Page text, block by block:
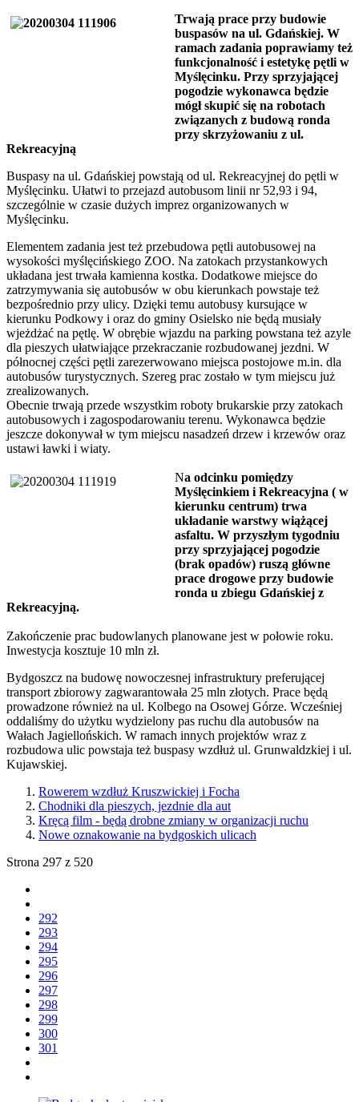
Trwają prace przy budowie
buspasów na ul. Gdańskiej. W
ramach zadania poprawiamy też
funkcjonalność i estetykę pętli w
Myślęcinku. Przy sprzyjającej
pogodzie wykonawca będzie
mógł skupić się na robotach
związanych z budową ronda
przy skrzyżowaniu z ul.
Rekreacyjną
Buspasy na ul. Gdańskiej powstają od ul. Rekreacyjnej do pętli w
Myślęcinku. Ułatwi to przejazd autobusom linii nr 52,93 i 94,
szczególnie w czasie dużych imprez organizowanych w
Myślęcinku.
Elementem zadania jest też przebudowa pętli autobusowej na
wysokości myślęcińskiego ZOO. Na zatokach przystankowych
układana jest trwała kamienna kostka. Dodatkowe miejsce do
zatrzymywania się autobusów w obu kierunkach powstaje też
bezpośrednio przy ulicy. Dzięki temu autobusy kursujące w
kierunku Podkowy i oraz do gminy Osielsko nie będą musiały
wjeżdżać na pętlę. W obrębie wjazdu na parking powstana też azyle
dla pieszych ułatwiające przekraczanie rozbudowanej jezdni. W
północnej części pętli zarezerwowano miejsca postojowe m.in. dla
autobusów turystycznych. Szereg prac zostało w tym miejscu już
zrealizowanych.
Obecnie trwają przede wszystkim roboty brukarskie przy zatokach
autobusowych i zagospodarowaniu terenu. Wykonawca będzie
jeszcze dokonywał w tym miejscu nasadzeń drzew i krzewów oraz
ustawi ławki i wiaty.
Na odcinku pomiędzy
Myślęcinkiem i Rekreacyjna ( w
kierunku centrum) trwa
układanie warstwy wiążącej
asfaltu. W przyszłym tygodniu
przy sprzyjającej pogodzie
(brak opadów) ruszą główne
prace drogowe przy budowie
ronda u zbiegu Gdańskiej z
Rekreacyjną.
Zakończenie prac budowlanych planowane jest w połowie roku.
Inwestycja kosztuje 10 mln zł.
Bydgoszcz na budowę nowoczesnej infrastruktury preferującej
transport zbiorowy zagwarantowała 25 mln złotych. Prace będą
prowadzone również na ul. Kolbego na Osowej Górze. Wcześniej
oddaliśmy do użytku wydzielony pas ruchu dla autobusów na
Wałach Jagiellońskich. W ramach innych projektów wraz z
rozbudowa ulic powstaja też buspasy wzdłuż ul. Grunwaldzkiej i ul.
Kujawskiej.
Rowerem wzdłuż Kruszwickiej i Focha
Chodniki dla pieszych, jezdnie dla aut
Kręcą film - będą drobne zmiany w organizacji ruchu
Nowe oznakowanie na bydgoskich ulicach
Strona 297 z 520
292
293
294
295
296
297
298
299
300
301